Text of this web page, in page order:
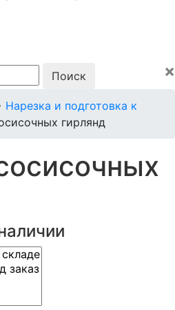
×
Нарезка и подготовка к
гирлянд